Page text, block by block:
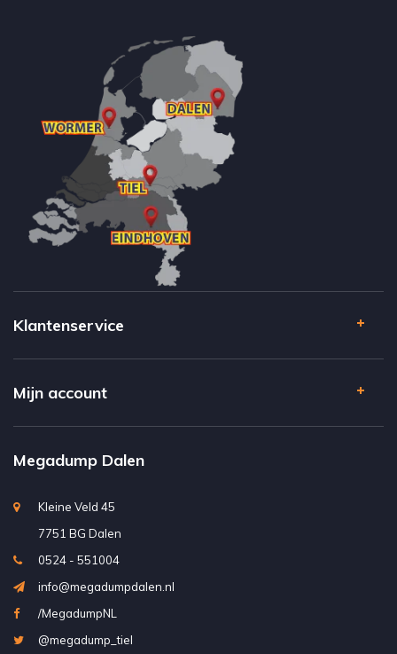
Klantenservice
Mijn account
Megadump Dalen
Kleine Veld 45
7751 BG Dalen
0524 - 551004
info@megadumpdalen.nl
/MegadumpNL
@megadump_tiel